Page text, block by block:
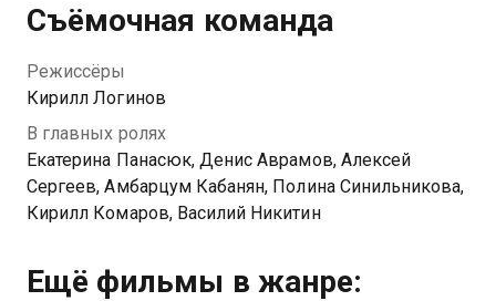
Съёмочная команда
Режиссёры
Кирилл Логинов
В главных ролях
Екатерина Панасюк, Денис Аврамов, Алексей
Сергеев, Амбарцум Кабанян, Полина Синильникова,
Кирилл Комаров, Василий Никитин
Ещё фильмы в жанре: